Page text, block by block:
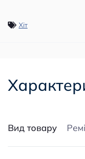
Хіт
Вид товару